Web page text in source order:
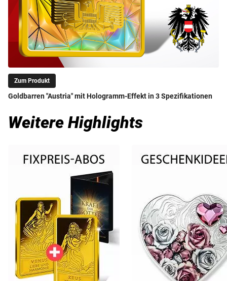
Zum Produkt
Goldbarren "Austria" mit Hologramm-Effekt in 3 Spezifikationen
Weitere Highlights